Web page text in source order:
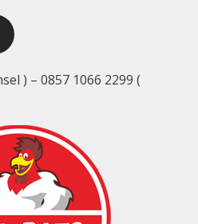
) – 0857 1066 2299 (